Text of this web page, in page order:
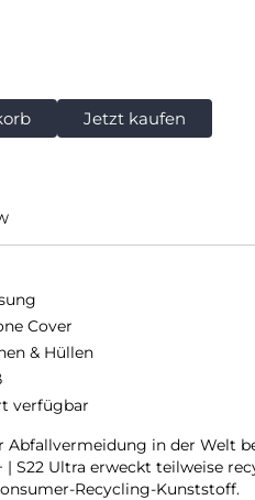
Jetzt kaufen
Cover
& Hüllen
verfügbar
Abfallvermeidung in der Welt
| S22 Ultra erweckt teilweise
Recycling-Kunststoff.